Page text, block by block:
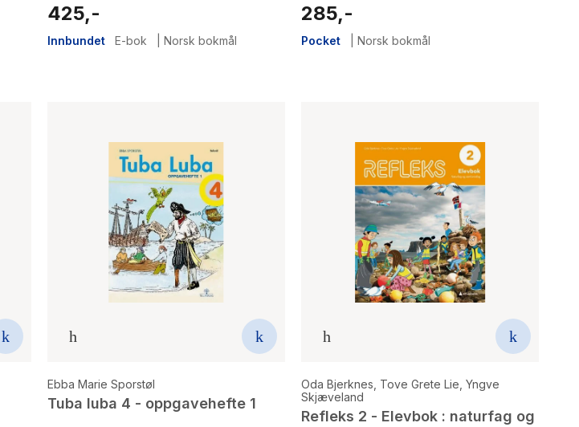
425,-
Innbundet E-bok Norsk bokmål
285,-
Pocket Norsk bokmål
Ebba Marie Sporstøl
Tuba luba 4 - oppgavehefte 1
Oda Bjerknes, Tove Grete Lie, Yngve
Skjæveland
Refleks 2 - Elevbok : naturfag og